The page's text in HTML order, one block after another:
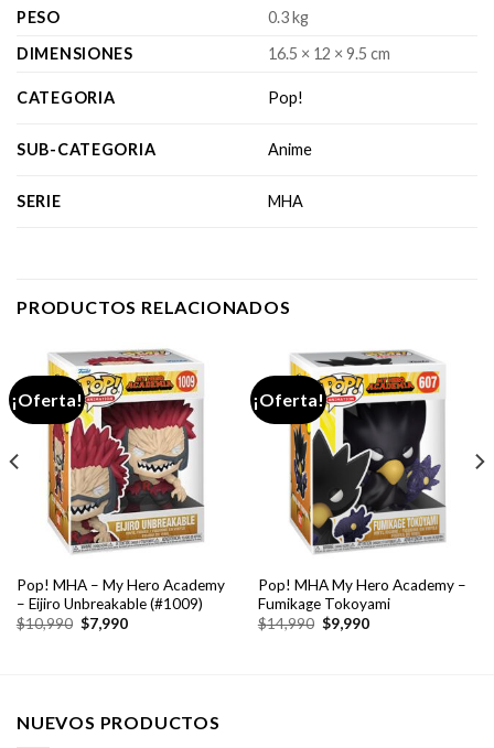
PESO
0.3 kg
DIMENSIONES
16.5 × 12 × 9.5 cm
CATEGORIA Pop!
SUB-CATEGORIA Anime
SERIE MHA
PRODUCTOS RELACIONADOS
¡Oferta!
Pop! MHA – My Hero Academy
– Eijiro Unbreakable (#1009)
$10,990 El
precio
$7,990El
¡Oferta!
Pop! MHA My Hero Academy –
Fumikage Tokoyami
$14,990 El
precio
$9,990El
NUEVOS PRODUCTOS